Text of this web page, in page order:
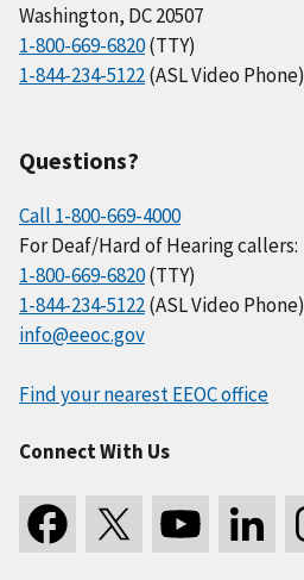
Washington, DC 20507
1-800-669-6820(TTY)
1-844-234-5122(ASL Video Phone)
Questions?
Call 1-800-669-4000
For Deaf/Hard of Hearing callers:
1-800-669-6820(TTY)
1-844-234-5122(ASL Video Phone)
info@eeoc.gov
Find your nearest EEOC office
Connect With Us